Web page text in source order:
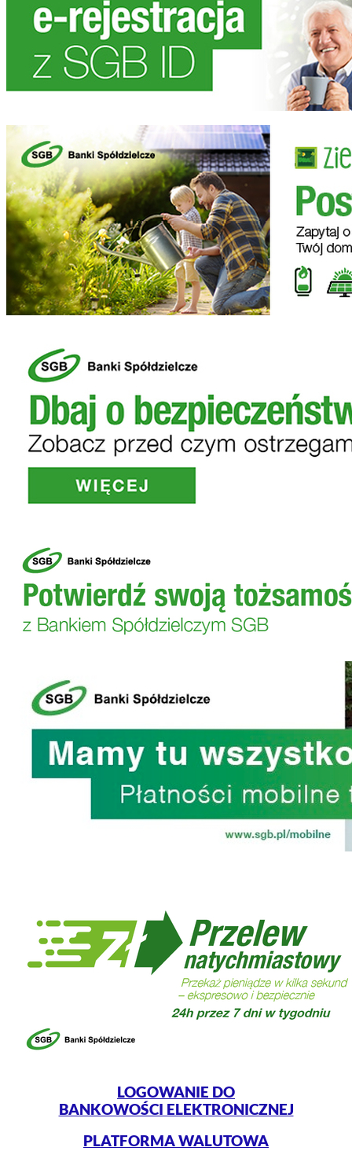
LOGOWANIE DO
BANKOWOŚCI ELEKTRONICZNEJ
PLATFORMA WALUTOWA